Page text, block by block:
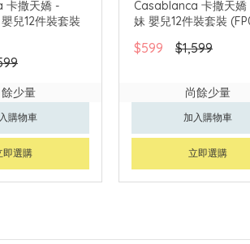
卡撒天嬌 -
兒12件裝套裝
少量
購物車
即選購
Casablanca 卡撒天嬌
妹 嬰兒12件裝套裝
$599 $1,599
尚餘少量
加入購物車
立即選購